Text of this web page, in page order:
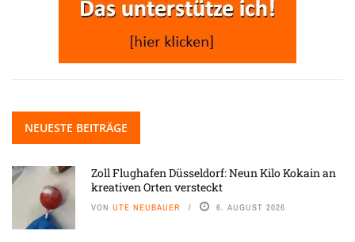
NEUESTE BEITRÄGE
Zoll Flughafen Düsseldorf: Neun Kilo Kokain an
kreativen Orten versteckt
VON UTE NEUBAUER 6. AUGUST 2026